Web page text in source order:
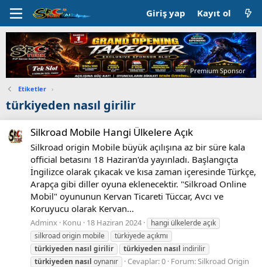
Giriş yap Kayıt ol
Premium Sponsor
Etiketler ›
türkiyeden nasıl girilir
Silkroad Mobile Hangi Ülkelere Açık
Silkroad origin Mobile büyük açılışına az bir süre kala
official betasını 18 Haziran'da yayınladı. Başlangıçta
İngilizce olarak çıkacak ve kısa zaman içeresinde Türkçe,
Arapça gibi diller oyuna eklenecektir. "Silkroad Online
Mobil" oyununun Kervan Ticareti Tüccar, Avcı ve
Koruyucu olarak Kervan...
Adminx Konu 18 Haziran 2024
hangi ülkelerde açık
silkroad origin mobile
türkiyede açıkmı
türkiyeden nasıl girilir türkiyeden nasıl indirilir
türkiyeden nasıl oynanır Cevaplar: 0 Forum:Silkroad Origin